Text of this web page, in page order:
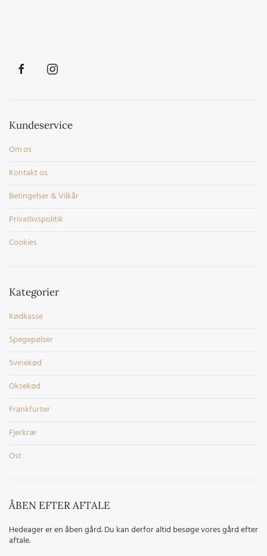
Kundeservice
Om os
Kontakt os
Betingelser & Vilkår
Privatlivspolitik
Cookies
Kategorier
Kødkasse
Spegepølser
Svinekød
Oksekød
Frankfurter
Fjerkræ
Ost
ÅBEN EFTER AFTALE
Hedeager er en åben gård. Du kan derfor altid besøge vores gård efter
aftale.